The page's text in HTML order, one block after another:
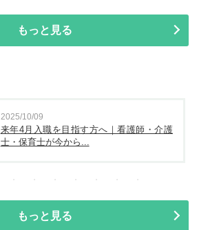
もっと見る
2025/10/09
来年4月入職を目指す方へ｜看護師・介護
士・保育士が今から...
もっと見る